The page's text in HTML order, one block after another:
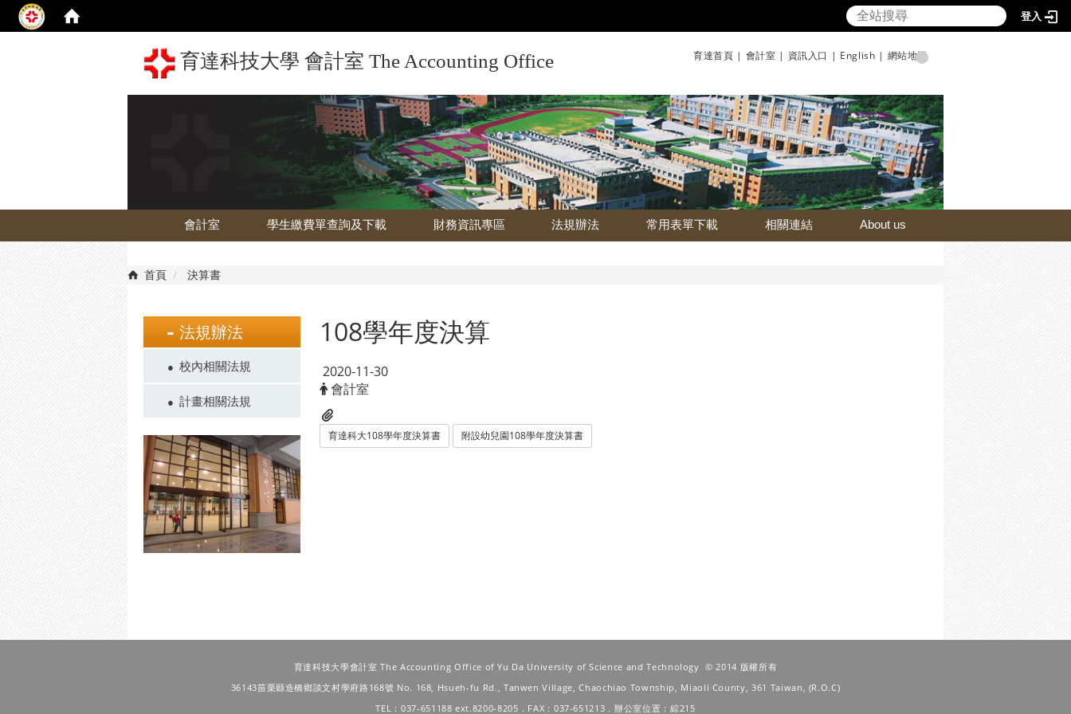
登入
育達科技大學 會計室 The Accounting Office 育達首頁 | 會計室 | 資訊入口 | English | 網站地圖
會計室 學生繳費單查詢及下載 財務資訊專區 法規辦法 常用表單下載 相關連結 About us
首頁 決算書
法規辦法
校內相關法規
計畫相關法規
108學年度決算
2020-11-30
會計室
育達科大108學年度決算書 附設幼兒園108學年度決算書
育達科技大學會計室 The Accounting Office of Yu Da University of Science and Technology © 2014 版權所有
36143苗栗縣造橋鄉談文村學府路168號 No. 168, Hsueh-fu Rd., Tanwen Village, Chaochiao Township, Miaoli County, 361 Taiwan, (R.O.C)
TEL：037-651188 ext.8200-8205．FAX：037-651213．辦公室位置：綜215